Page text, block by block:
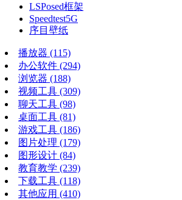
LSPosed框架
Speedtest5G
序目壁纸
播放器 (115)
办公软件 (294)
浏览器 (188)
视频工具 (309)
聊天工具 (98)
桌面工具 (81)
游戏工具 (186)
图片处理 (179)
图形设计 (84)
教育教学 (239)
下载工具 (118)
其他应用 (410)